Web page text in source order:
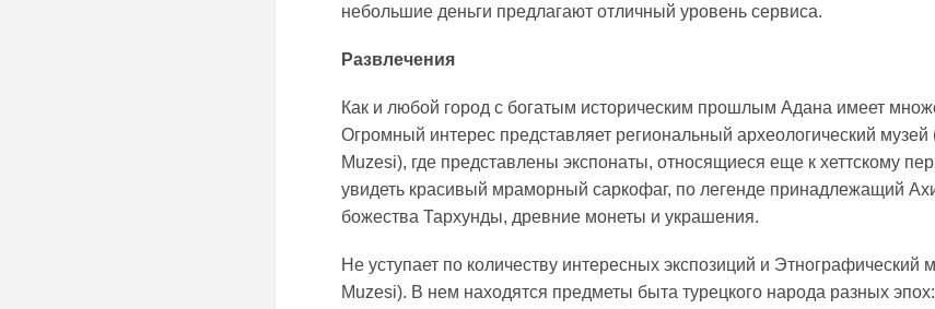
небольшие деньги предлагают отличный уровень сервиса.
Развлечения
Как и любой город с богатым историческим прошлым Адана имеет
Огромный интерес представляет региональный археологический
Muzesi), где представлены экспонаты, относящиеся еще к хеттскому
увидеть красивый мраморный саркофаг, по легенде принадлежащий
божества Тархунды, древние монеты и украшения.
Не уступает по количеству интересных экспозиций и Этнографический
Muzesi). В нем находятся предметы быта турецкого народа разных